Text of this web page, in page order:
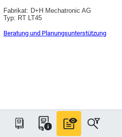
Fabrikat: D+H Mechatronic AG
Typ: RT LT45
Beratung und Planungsunterstützung